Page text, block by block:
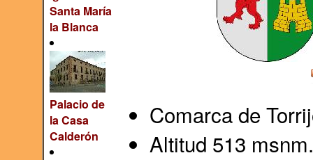
Santa María
la Blanca
Palacio de
la Casa
Calderón
Comarca de
Altitud 513 msnm.